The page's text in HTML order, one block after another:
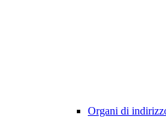
Organi di